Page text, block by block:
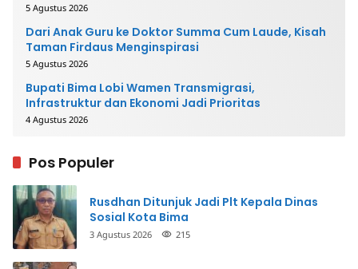
5 Agustus 2026
Dari Anak Guru ke Doktor Summa Cum Laude, Kisah
Taman Firdaus Menginspirasi
5 Agustus 2026
Bupati Bima Lobi Wamen Transmigrasi,
Infrastruktur dan Ekonomi Jadi Prioritas
4 Agustus 2026
Pos Populer
Rusdhan Ditunjuk Jadi Plt Kepala Dinas
Sosial Kota Bima
3 Agustus 2026 215